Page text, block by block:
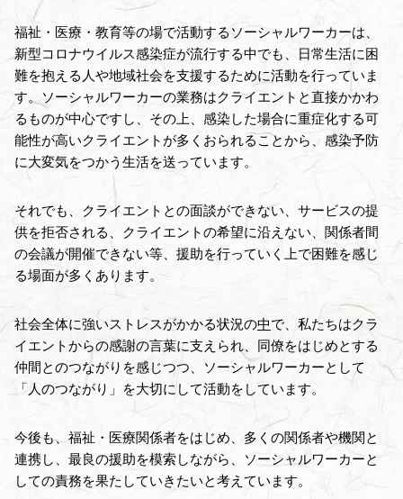
福祉・医療・教育等の場で活動するソーシャルワーカーは、
新型コロナウイルス感染症が流行する中でも、日常生活に困
難を抱える人や地域社会を支援するために活動を行っていま
す。ソーシャルワーカーの業務はクライエントと直接かかわ
るものが中心ですし、その上、感染した場合に重症化する可
能性が高いクライエントが多くおられることから、感染予防
に大変気をつかう生活を送っています。
それでも、クライエントとの面談ができない、サービスの提
供を拒否される、クライエントの希望に沿えない、関係者間
の会議が開催できない等、援助を行っていく上で困難を感じ
る場面が多くあります。
社会全体に強いストレスがかかる状況の中で、私たちはクラ
イエントからの感謝の言葉に支えられ、同僚をはじめとする
仲間とのつながりを感じつつ、ソーシャルワーカーとして
「人のつながり」を大切にして活動をしています。
今後も、福祉・医療関係者をはじめ、多くの関係者や機関と
連携し、最良の援助を模索しながら、ソーシャルワーカーと
しての責務を果たしていきたいと考えています。